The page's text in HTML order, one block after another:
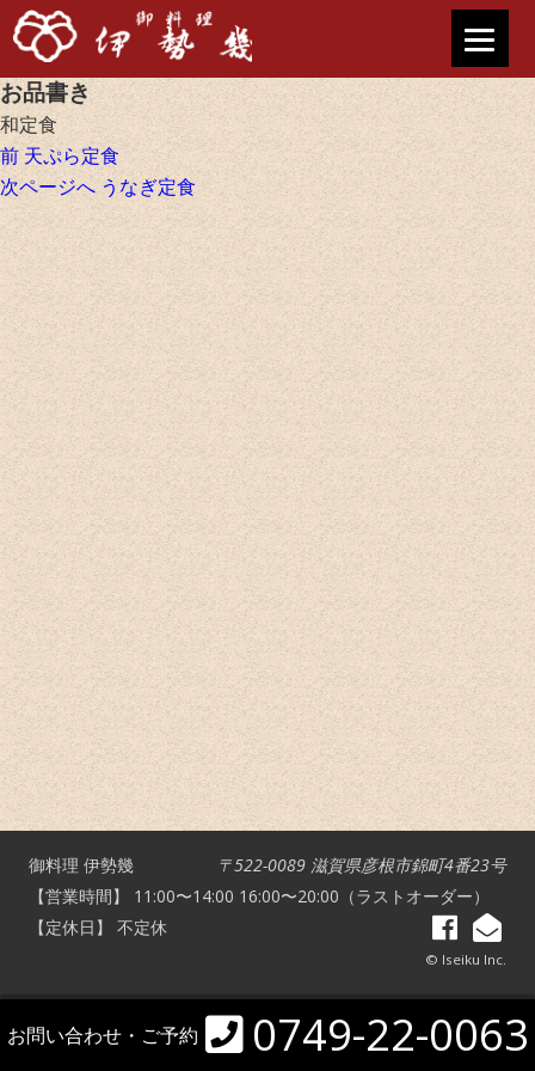
お問い合わせ・ご予約 0749-22-0063
お品書き
和定食
投
稿
ナ
ビ
ゲ
ー
シ
ョ
ン
前 前
の
投
稿:
天ぷら定食
次ページへ 次
の
投
稿:
うなぎ定食
御料理 伊勢幾
〒522-0089 滋賀県彦根市錦町4番23号
【営業時間】 11:00〜14:00 16:00〜20:00（ラストオーダー）
【定休日】 不定休
© Iseiku Inc.